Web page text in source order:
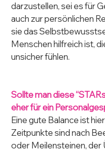
darzustellen, sei es für
auch zur persönlichen
sie das
Menschen hilfreich ist,
unsicher fühlen.
Sollte man diese
eher für ein
Eine gute Balance ist
Zeitpunkte sind nach
oder Meilensteinen, der